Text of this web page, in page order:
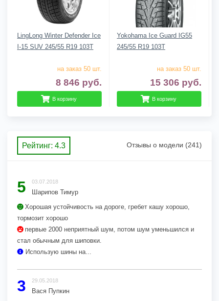
LingLong Winter Defender Ice
I-15 SUV 245/55 R19 103T
на заказ 50 шт.
8 846 руб.
В корзину
Yokohama Ice Guard IG55
245/55 R19 103T
на заказ 50 шт.
15 306 руб.
В корзину
Рейтинг: 4.3 Отзывы о модели (241)
5 03.07.2018
Шарипов Тимур
Хорошая устойчивость на дороге, гребет кашу хорошо,
тормозит хорошо
первые 2000 неприятный шум, потом шум уменьшился и
стал обычным для шиповки.
Использую шины на...
3 29.05.2018
Вася Пупкин